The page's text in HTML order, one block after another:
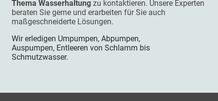
Thema Wasserhaltung zu kontaktieren. Unsere Experten
beraten Sie gerne und erarbeiten für Sie auch
maßgeschneiderte Lösungen.
Wir erledigen Umpumpen, Abpumpen,
Auspumpen, Entleeren von Schlamm bis
Schmutzwasser.